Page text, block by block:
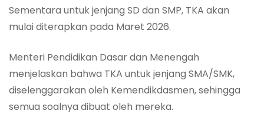
Sementara untuk jenjang SD dan SMP, TKA akan
mulai diterapkan pada Maret 2026.
Menteri Pendidikan Dasar dan Menengah
menjelaskan bahwa TKA untuk jenjang SMA/SMK,
diselenggarakan oleh Kemendikdasmen, sehingga
semua soalnya dibuat oleh mereka.